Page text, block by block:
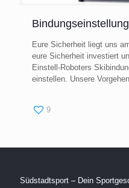
Eure Sicherheit liegt uns
eure Sicherheit investiert
Einstell-Roboters
einstellen. Unsere
9
Südstadtsport – Dein